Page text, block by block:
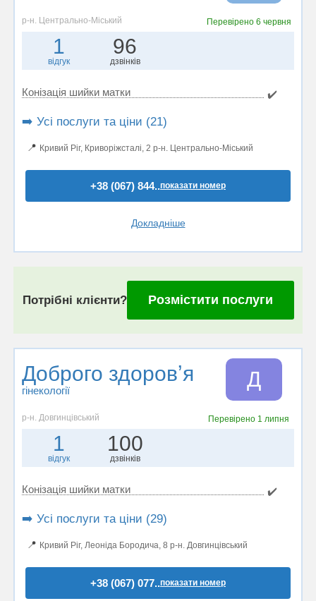
р-н. Центрально-Міський Перевірено 6 червня
1
відгук
96
дзвінків
Конізація шийки матки ✔️
➡️ Усі послуги та ціни (21)
📍 Кривий Ріг, Криворіжсталі, 2 р-н. Центрально-Міський
+38 (067) 844..показати номер
Докладніше
Потрібні клієнти? Розмістити послуги
Доброго здоровʼя
гінекології Д
р-н. Довгинцівський Перевірено 1 липня
1
відгук
100
дзвінків
Конізація шийки матки ✔️
➡️ Усі послуги та ціни (29)
📍 Кривий Ріг, Леоніда Бородича, 8 р-н. Довгинцівський
+38 (067) 077..показати номер